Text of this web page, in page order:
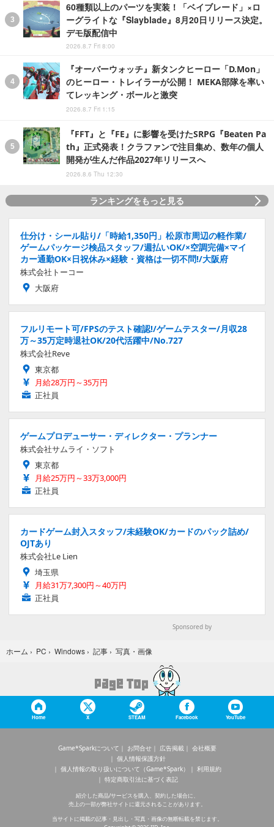
60種類以上のパーツを実装！「ベイブレード」×ロ
ーグライトな『Slayblade』8月20日リリース決定。
デモ版配信中
2026.8.7 Fri 8:00
『オーバーウォッチ』新タンクヒーロー「D.Mon」
のヒーロー・トレイラーが公開！ MEKA部隊を率い
てレッキング・ボールと激突
2026.8.7 Fri 1:15
『FFT』と『FE』に影響を受けたSRPG『Beaten Pa
th』正式発表！クラファンで注目集め、数年の個人
開発が生んだ作品2027年リリースへ
2026.8.6 Thu 12:30
ランキングをもっと見る
仕分け・シール貼り/「時給1,350円」松原市周辺の軽作業/
ゲームパッケージ検品スタッフ/週払いOK/×空調完備×マイ
カー通勤OK×日祝休み×経験・資格は一切不問!/大阪府
株式会社トーコー
大阪府
フルリモート可/FPSのテスト確認!/ゲームテスター/月収28
万～35万定時退社OK/20代活躍中/No.727
株式会社Reve
東京都
月給28万円～35万円
正社員
ゲームプロデューサー・ディレクター・プランナー
株式会社サムライ・ソフト
東京都
月給25万円～33万3,000円
正社員
カードゲーム封入スタッフ/未経験OK/カードのパック詰め/
OJTあり
株式会社Le Lien
埼玉県
月給31万7,300円～40万円
正社員
Sponsored by
ホーム › PC › Windows › 記事 › 写真・画像
Home X STEAM Facebook YouTube
Game*Sparkについて お問合せ 広告掲載
会社概要
個人情報保護方針
個人情報の取り扱いについて（Game*Spark）
利用規約
特定商取引法に基づく表記
紹介した商品/サービスを購入、契約した場合に、
売上の一部が弊社サイトに還元されることがあります。
当サイトに掲載の記事・見出し・写真・画像の無断転載を禁じます。